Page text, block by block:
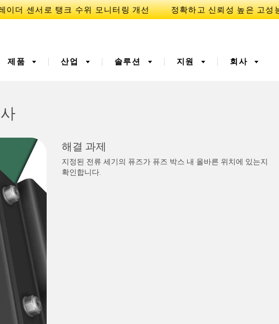
제품
측정 어레이
광섬유 증폭기
Pick-to-Light 센서
Vibration Sensors
Sensor Software
웨어
산업 솔루션
공장 커뮤니케이션
예측 및 예방적 유지보수용
상태 모니터링
예측 유지보수
지원 회사
해결 과제
지정된 전류 세기의 퓨즈가 퓨즈 박스 내 올바른 위치에 있는지
확인합니다.